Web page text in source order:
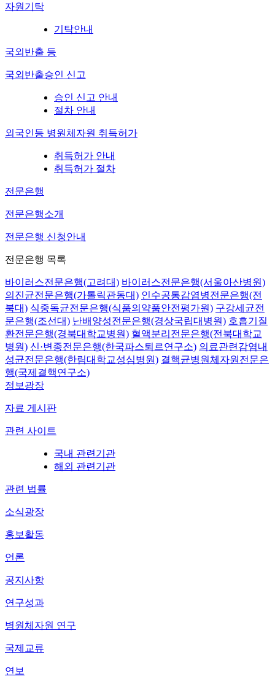
자원기탁
기탁안내
국외반출 등
국외반출승인 신고
승인 신고 안내
절차 안내
외국인등 병원체자원 취득허가
취득허가 안내
취득허가 절차
전문은행
전문은행소개
전문은행 신청안내
전문은행 목록
바이러스전문은행(고려대) 바이러스전문은행(서울아산병원)
의진균전문은행(가톨릭관동대) 인수공통감염병전문은행(전
북대) 식중독균전문은행(식품의약품안전평가원) 구강세균전
문은행(조선대) 난배양성전문은행(경상국립대병원) 호흡기질
환전문은행(경북대학교병원) 혈액분리전문은행(전북대학교
병원) 신·변종전문은행(한국파스퇴르연구소) 의료관련감염내
성균전문은행(한림대학교성심병원) 결핵균병원체자원전문은
행(국제결핵연구소)
정보광장
자료 게시판
관련 사이트
국내 관련기관
해외 관련기관
관련 법률
소식광장
홍보활동
언론
공지사항
연구성과
병원체자원 연구
국제교류
연보